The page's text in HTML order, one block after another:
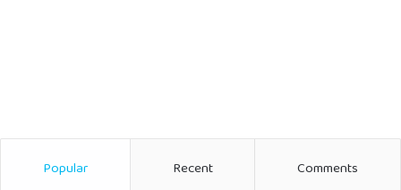
Popular Recent Comments